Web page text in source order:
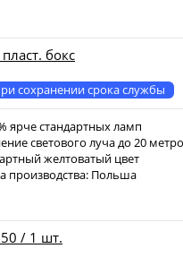
бокс
сохранении срока службы
ярче стандартных ламп
светового луча до 20
желтоватый цвет
производства: Польша
/ 1 шт.